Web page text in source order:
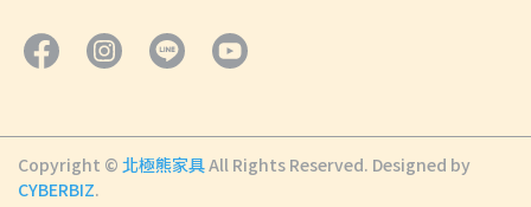
Copyright © 北極熊家具All Rights Reserved. Designed by
CYBERBIZ.